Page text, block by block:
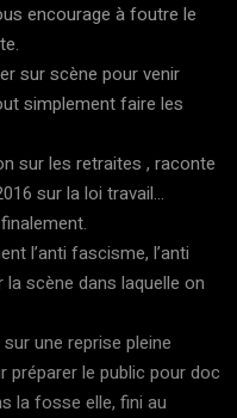
encourage à foutre le
sur scène pour venir
simplement faire les
sur les retraites , raconte
sur la loi travail…
l’anti fascisme, l’anti
scène dans laquelle on
une reprise pleine
préparer le public pour doc
la fosse elle, fini au